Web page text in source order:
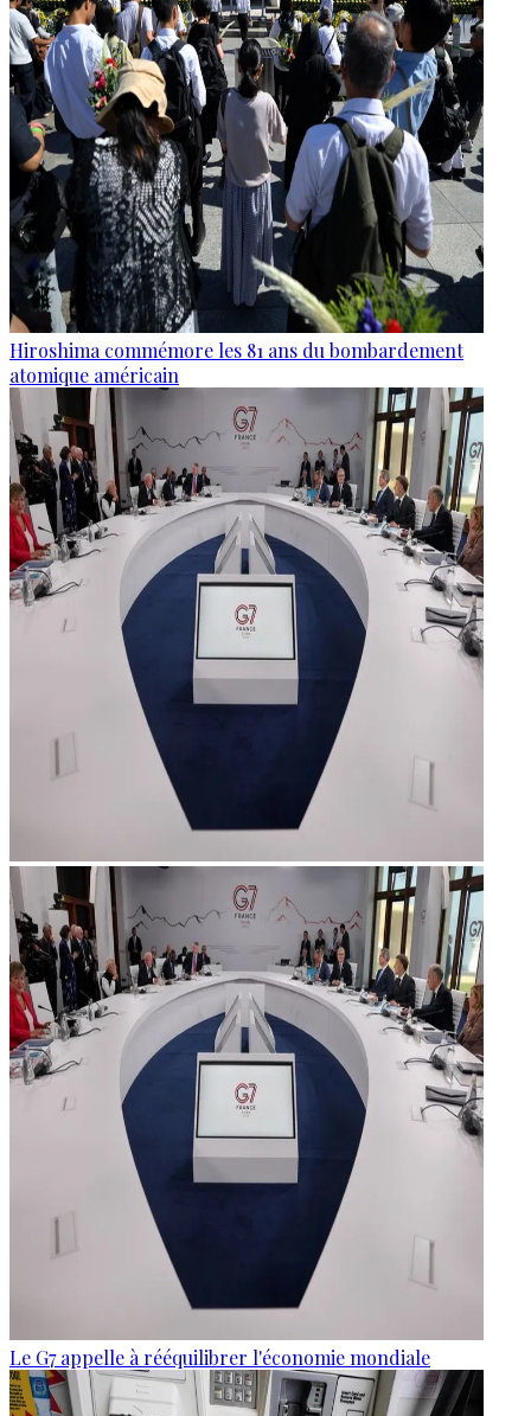
Hiroshima commémore les 81 ans du bombardement
atomique américain
Le G7 appelle à rééquilibrer l'économie mondiale